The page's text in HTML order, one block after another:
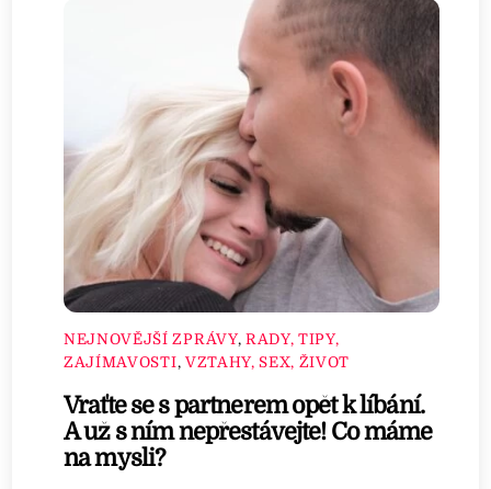
NEJNOVĚJŠÍ ZPRÁVY, RADY, TIPY,
ZAJÍMAVOSTI, VZTAHY, SEX, ŽIVOT
Vraťte se s partnerem opět k líbání.
A už s ním nepřestávejte! Co máme
na mysli?